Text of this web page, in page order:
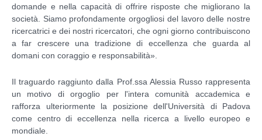
domande e nella capacità di offrire risposte che migliorano la
società. Siamo profondamente orgogliosi del lavoro delle nostre
ricercatrici e dei nostri ricercatori, che ogni giorno contribuiscono
a far crescere una tradizione di eccellenza che guarda al
domani con coraggio e responsabilità».
Il traguardo raggiunto dalla Prof.ssa Alessia Russo rappresenta
un motivo di orgoglio per l'intera comunità accademica e
rafforza ulteriormente la posizione dell'Università di Padova
come centro di eccellenza nella ricerca a livello europeo e
mondiale.